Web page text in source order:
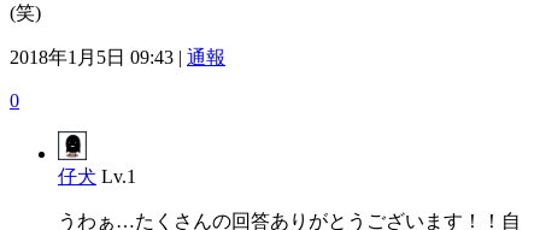
(笑)
2018年1月5日 09:43 | 通報
0
仔犬 Lv.1
うわぁ…たくさんの回答ありがとうございます！！自